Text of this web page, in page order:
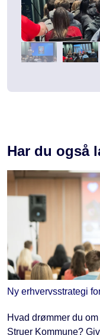
Har du også
Ny erhvervsstrategi
Hvad drømmer du
Struer Kommune?